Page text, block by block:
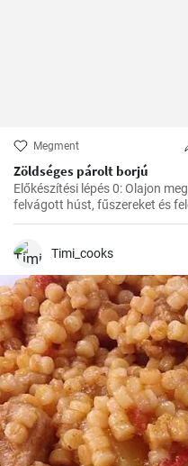
Megment
Zöldséges párolt borjú
Előkészítési lépés 0: Olajon
felvágott húst, fűszereket és
Ezután hozzáadjuk a
felmelegedni.
Timi_cooks